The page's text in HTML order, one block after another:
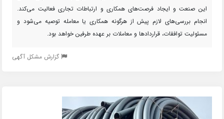
این صنعت و ایجاد فرصت‌های همکاری و ارتباطات تجاری فعالیت می‌کند.
انجام بررسی‌های لازم پیش از هرگونه همکاری یا معامله توصیه می‌شود و
مسئولیت توافقات، قراردادها و معاملات بر عهده طرفین خواهد بود.
گزارش مشکل آگهی